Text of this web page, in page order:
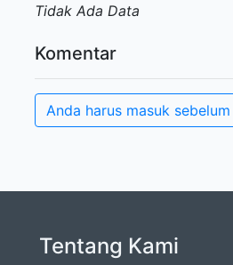
Tidak Ada Data
Komentar
Anda harus masuk
Tentang Kami